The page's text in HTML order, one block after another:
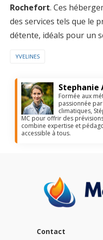
Rochefort. Ces
des services tels que le
détente, idéals pour un
YVELINES
Stephanie
Formée aux
passionnée
climatiques,
MC pour offrir des
combine expertise et
accessible à tous.
Contact